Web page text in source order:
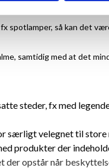
spotlamper, så kan det
samtidig med at det
steder, fx med
særligt velegnet til store
produkter der
opstår når